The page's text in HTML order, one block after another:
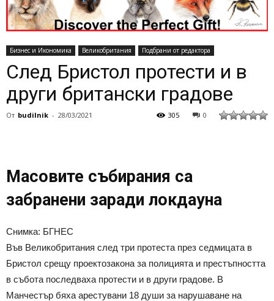
Бизнес и Икономика Великобритания Подбрани от редактора
След Бристол протести и в
други британски градове
От budilnik - 28/03/2021 0
305
Масовите събирания са
забранени заради локдауна
Снимка: БГНЕС
Във Великобритания след три протеста през седмицата в
Бристол срещу проектозакона за полицията и престъпността
в събота последваха протести и в други градове. В
Манчестър бяха арестувани 18 души за нарушаване на